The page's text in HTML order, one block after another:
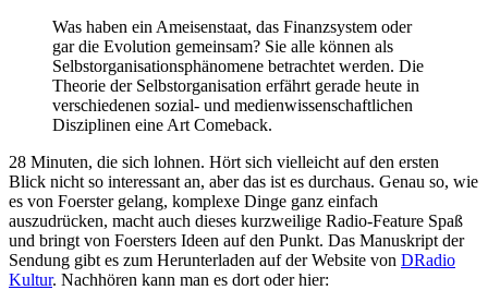
Was haben ein Ameisenstaat, das Finanzsystem oder
gar die Evolution gemeinsam? Sie alle können als
Selbstorganisationsphänomene betrachtet werden. Die
Theorie der Selbstorganisation erfährt gerade heute in
verschiedenen sozial- und medienwissenschaftlichen
Disziplinen eine Art Comeback.
28 Minuten, die sich lohnen. Hört sich vielleicht auf den ersten
Blick nicht so interessant an, aber das ist es durchaus. Genau so, wie
es von Foerster gelang, komplexe Dinge ganz einfach
auszudrücken, macht auch dieses kurzweilige Radio-Feature Spaß
und bringt von Foersters Ideen auf den Punkt. Das Manuskript der
Sendung gibt es zum Herunterladen auf der Website von DRadio
Kultur. Nachhören kann man es dort oder hier: